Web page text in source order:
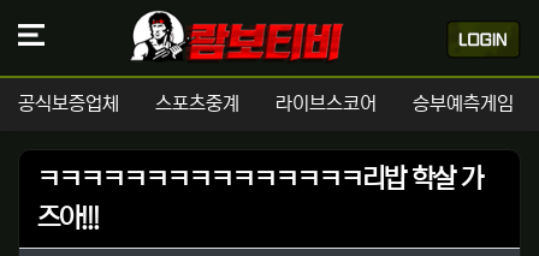
공식보증업체 스포츠중계 라이브스코어 승부예측게임
ㅋㅋㅋㅋㅋㅋㅋㅋㅋㅋㅋㅋㅋㅋㅋ리밥 학살 가
즈아!!!